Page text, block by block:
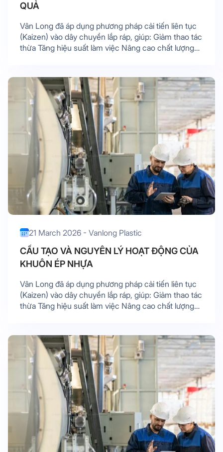
QUẢ
Vân Long đã áp dụng phương pháp cải tiến liên tục
(Kaizen) vào dây chuyền lắp ráp, giúp: Giảm thao tác
thừa Tăng hiệu suất làm việc Nâng cao chất lượng
21 March 2026 - Vanlong Plastic
CẤU TẠO VÀ NGUYÊN LÝ HOẠT ĐỘNG CỦA
KHUÔN ÉP NHỰA
Vân Long đã áp dụng phương pháp cải tiến liên tục
(Kaizen) vào dây chuyền lắp ráp, giúp: Giảm thao tác
thừa Tăng hiệu suất làm việc Nâng cao chất lượng